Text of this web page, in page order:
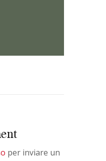
per inviare un